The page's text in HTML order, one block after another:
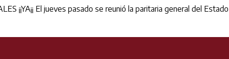
¡¡YA¡¡ El jueves pasado se reunió la paritaria general del Estado